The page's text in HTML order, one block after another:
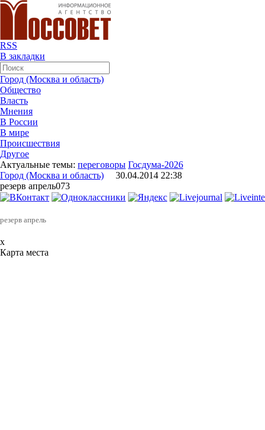
RSS
В закладки
Город (Москва и область)
Общество
Власть
Мнения
В России
В мире
Происшествия
Другое
Актуальные темы: переговоры Госдума-2026
Город (Москва и область) 30.04.2014 22:38
резерв апрель073
резерв апрель
x
Карта места